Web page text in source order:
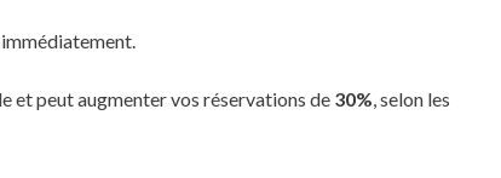
et peut augmenter vos réservations de 30%, selon les